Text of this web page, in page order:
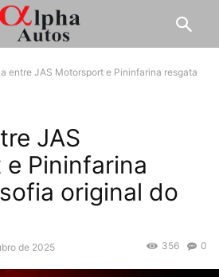
entre JAS Motorsport e Pininfarina resgata
JAS
Pininfarina
original do
de 2025 0
356